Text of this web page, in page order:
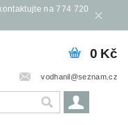
na 774 720
vodhanil@seznam.cz
0 Kč